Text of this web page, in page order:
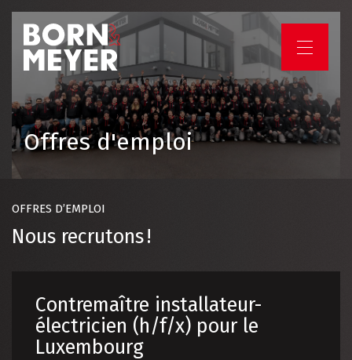
HOME
ENTREPRISE
VOTRE PROJET
Offres d'emploi
OFFRES D’EMPLOI
Nous recrutons !
Contremaître installateur-
électricien (h/f/x) pour le
Luxembourg